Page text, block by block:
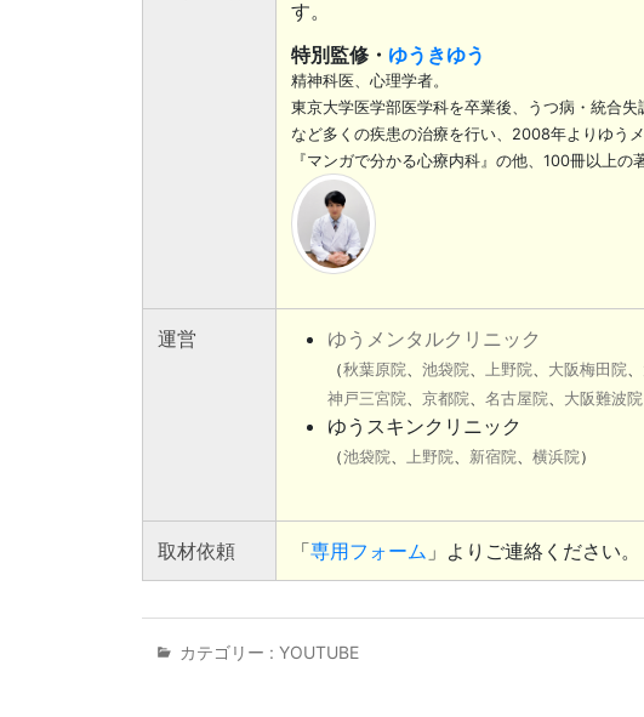
す。
特別監修・ ゆうきゆう
精神科医、心理学者。
東京大学医学部医学科を卒業後、うつ病・統合
など多くの疾患の治療を行い、2008年よりゆう
『マンガで分かる心療内科』の他、100冊以上の
運営 ゆうメンタルクリニック
（秋葉原院、 池袋院、 上野院、 大阪梅田院、
神戸三宮院、 京都院、 名古屋院、 大阪難波院
ゆうスキンクリニック
（池袋院、 上野院、 新宿院、 横浜院）
取材依頼 「専用フォーム 」よりご連絡ください。
カテゴリー : YOUTUBE